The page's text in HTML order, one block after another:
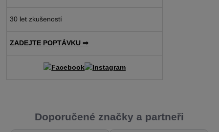
30 let zkušeností
ZADEJTE POPTÁVKU ⇒
Doporučené značky a partneři